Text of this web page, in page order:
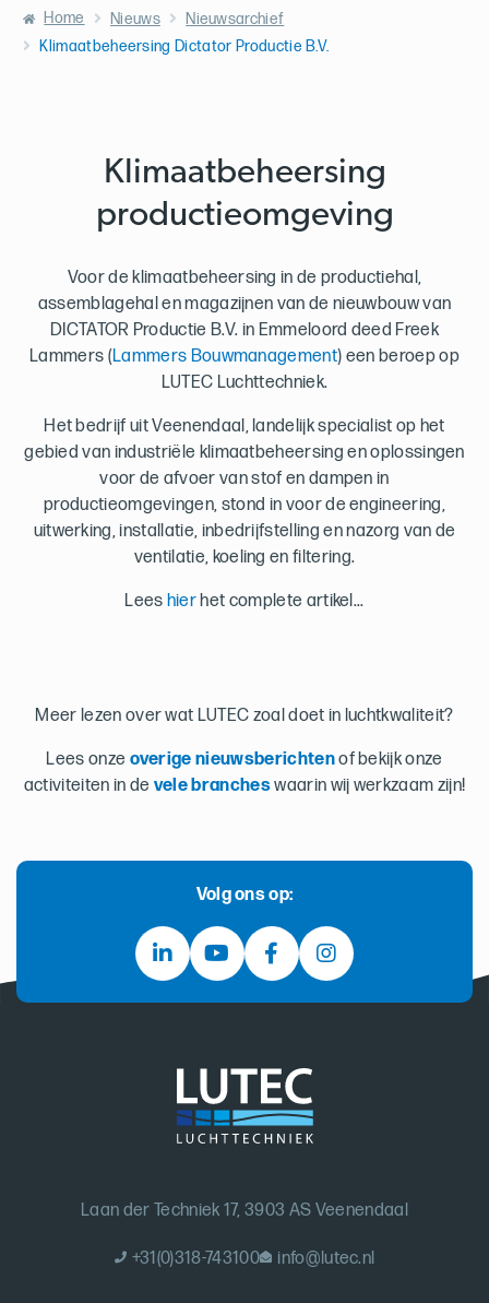
Home Nieuws
Nieuwsarchief
Klimaatbeheersing Dictator Productie B.V.
Klimaatbeheersing
productieomgeving
Voor de klimaatbeheersing in de productiehal,
assemblagehal en magazijnen van de nieuwbouw van
DICTATOR Productie B.V. in Emmeloord deed Freek
Lammers (Lammers Bouwmanagement) een beroep op
LUTEC Luchttechniek.
Het bedrijf uit Veenendaal, landelijk specialist op het
gebied van industriële klimaatbeheersing en oplossingen
voor de afvoer van stof en dampen in
productieomgevingen, stond in voor de engineering,
uitwerking, installatie, inbedrijfstelling en nazorg van de
ventilatie, koeling en filtering.
Lees hierhet complete artikel...
Meer lezen over wat LUTEC zoal doet in luchtkwaliteit?
Lees onze overige nieuwsberichtenof bekijk onze
activiteiten in de vele brancheswaarin wij werkzaam zijn!
Volg ons op:
Laan der Techniek 17, 3903 AS Veenendaal
+31(0)318-743100 info@lutec.nl